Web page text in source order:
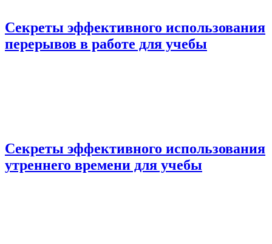
Секреты эффективного использования
перерывов в работе для учебы
Секреты эффективного использования
утреннего времени для учебы